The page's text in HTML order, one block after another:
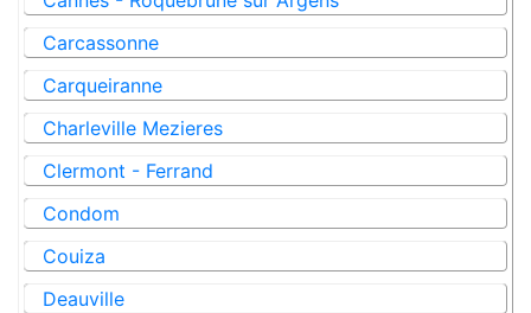
Carcassonne
Carqueiranne
Charleville Mezieres
Clermont - Ferrand
Condom
Couiza
Deauville